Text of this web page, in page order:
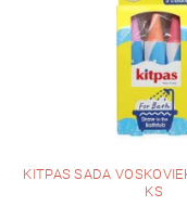
KITPAS SADA
KS